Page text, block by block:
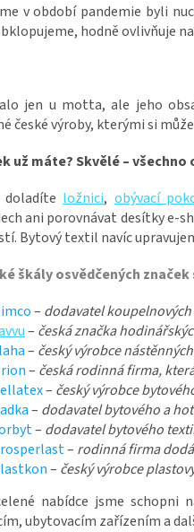
v období pandemie byli
hodně ovlivňuje
jen u motta, ale jeho
české výroby, kterými si
už máte? Skvělé –
doladíte ložnici, obývací
ani porovnávat desítky e-
Bytový textil navíc
škály osvědčených
– dodavatel
– česká značka
– český výrobce
– česká rodinná firma,
– český výrobce
– dodavatel bytového a
– dodavatel bytového
– rodinná firma
– český výrobce
nabídce jsme schopni
ubytovacím zařízením a